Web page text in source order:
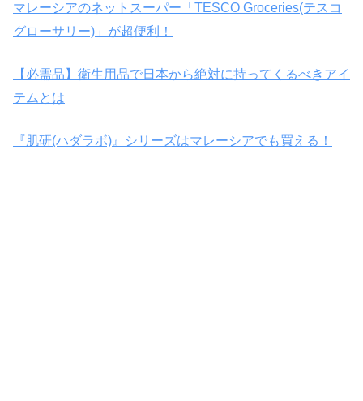
マレーシアのネットスーパー「TESCO Groceries(テスコ
グローサリー)」が超便利！
【必需品】衛生用品で日本から絶対に持ってくるべきアイ
テムとは
『肌研(ハダラボ)』シリーズはマレーシアでも買える！